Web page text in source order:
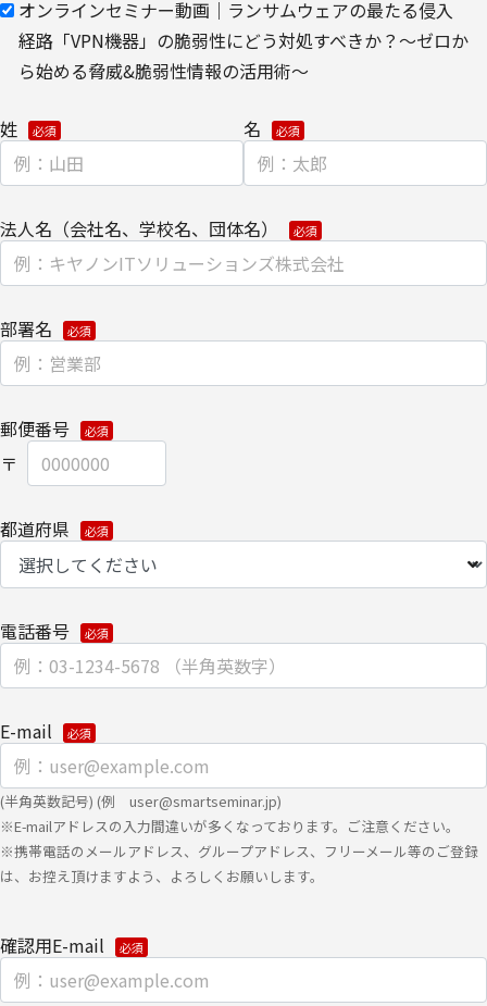
び、これに基づく販売促進活動のために利用します。
ウェブサイトにおける、お客さまアクセス情報の取り扱いについ
・クッキー（cookie）とウェブビーコンの使用によるアクセス情報
の収集
当社はご提供いただきました個人情報を安全に管理し、以下の場合
を除き、ご本人の同意なく第三者に開示・提供しません。
・法令に基づく場合
・上記利用目的を実施するために、適切な機密保持契約を締結した
業務委託先へ委託する場合
・上記利用目的の範囲内で利用するために、当社のグループ会社お
よびパートナー企業に提供する場合
ついて、電子的な伝送または紙面/電子媒体による搬送もしくは手
渡しにて提供いたします。
社およびパートナー企業より直接ご連絡させていただく場合があり
ます。
当社は、委託業務により個人情報を外部へ預託する場合は、適切な
機密保持契約を締結し委託先を監督します。
【情報提供の任意性に関して】
個人情報をご提供いただけない場合は、当社からのお問い合わせ対
応/各種情報/サービスをお届けできなくなる場合がございます。
ご提供いただきました個人情報の開示/訂正/削除などを希望される
場合は、下記の【お問い合わせ先】にご連絡ください。また、お手
オンラインセミナー動画｜ランサムウェアの最たる侵入
経路「VPN機器」の脆弱性にどう対処すべきか？～ゼロか
ら始める脅威&脆弱性情報の活用術～
姓 名
法人名（会社名、学校名、団体名）
部署名
郵便番号
都道府県
電話番号
E-mail
(半角英数記号) (例 user@smartseminar.jp)
※E-mailアドレスの入力間違いが多くなっております。ご注意ください。
※携帯電話のメールアドレス、グループアドレス、フリーメール等のご登録
は、お控え頂けますよう、よろしくお願いします。
確認用E-mail